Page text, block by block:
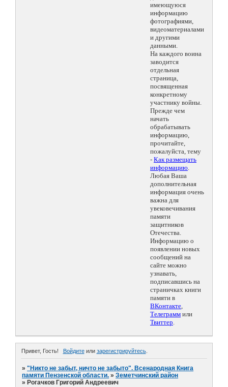
имеющуюся
информацию
фотографиями,
видеоматериалами
и другими
данными.
На каждого воина
заводится
отдельная
страница,
посвященная
конкретному
участнику войны.
Прежде чем
начать
обрабатывать
информацию,
прочитайте,
пожалуйста, тему
- Как размещать
информацию.
Любая Ваша
дополнительная
информация очень
важна для
увековечивания
памяти
защитников
Отечества.
Информацию о
появлении новых
сообщений на
сайте можно
узнавать,
подписавшись на
страничках книги
памяти в
ВКонтакте,
Телеграмм или
Твиттер.
Привет, Гость! Войдитеили зарегистрируйтесь.
»"Никто не забыт, ничто не забыто". Всенародная Книга
памяти Пензенской области. »Земетчинский район
» Рогачков Григорий Андреевич